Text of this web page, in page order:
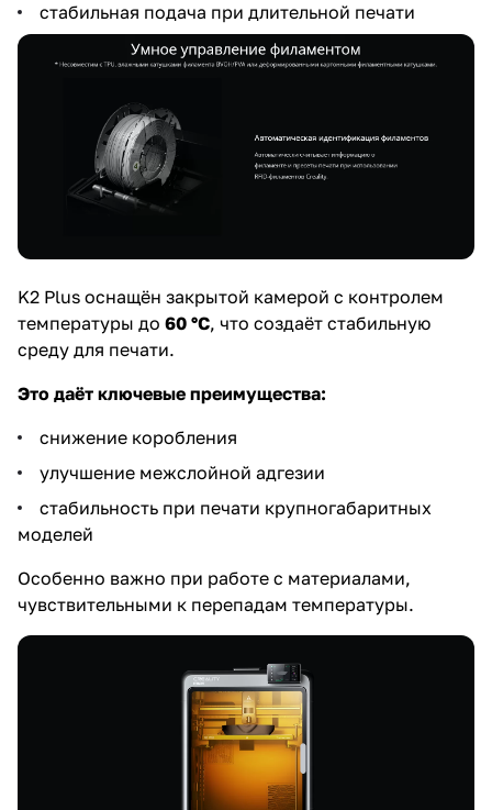
стабильная подача при длительной печати
K2 Plus оснащён закрытой камерой с контролем
температуры до 60 °C, что создаёт стабильную
среду для печати.
Это даёт ключевые преимущества:
снижение коробления
улучшение межслойной адгезии
стабильность при печати крупногабаритных
моделей
Особенно важно при работе с материалами,
чувствительными к перепадам температуры.